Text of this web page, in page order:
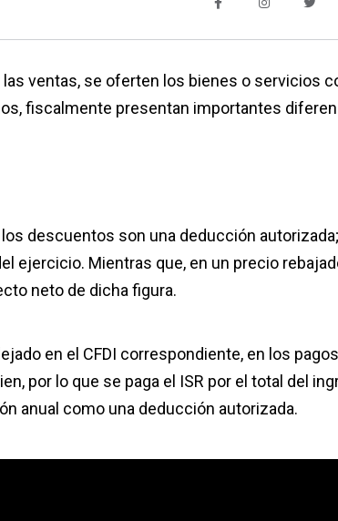
ventas, se oferten los bienes o servicios
fiscalmente presentan importantes
descuentos son una deducción
ejercicio. Mientras que, en un precio
neto de dicha figura.
en el CFDI correspondiente, en los pagos
por lo que se paga el ISR por el total del
anual como una deducción autorizada.